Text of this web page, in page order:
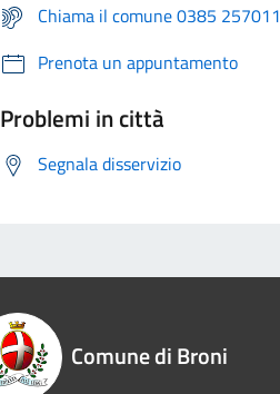
Chiama il comune 0385 257011
Prenota un appuntamento
Problemi in città
Segnala disservizio
Comune di Broni